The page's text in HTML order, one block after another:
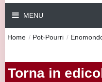
MENU
Home / Pot-Pourri /
Torna in